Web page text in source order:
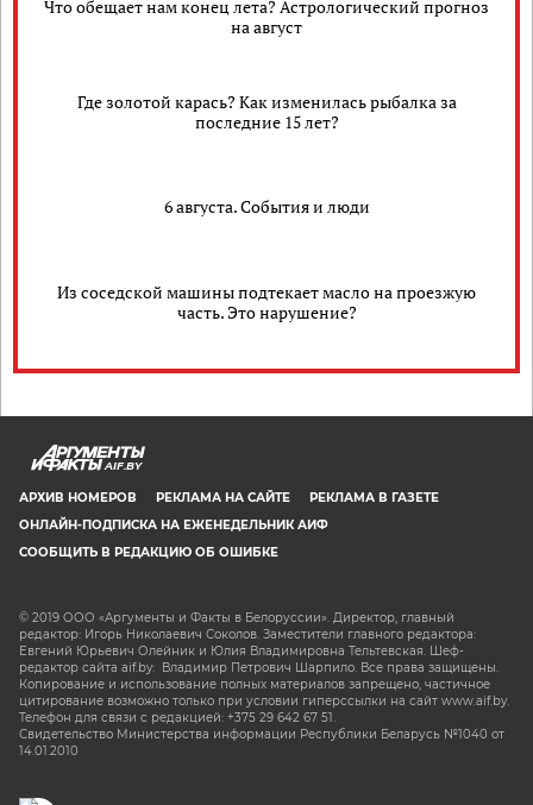
​Что обещает нам конец лета? Астрологический прогноз
на август
Где золотой карась? Как изменилась рыбалка за
последние 15 лет?
6 августа. События и люди
Из соседской машины подтекает масло на проезжую
часть. Это нарушение?
AIF.BY
АРХИВ НОМЕРОВ РЕКЛАМА НА САЙТЕ
РЕКЛАМА В ГАЗЕТЕ
ОНЛАЙН-ПОДПИСКА НА ЕЖЕНЕДЕЛЬНИК АИФ
СООБЩИТЬ В РЕДАКЦИЮ ОБ ОШИБКЕ
© 2019 ООО «Аргументы и Факты в Белоруссии». Директор, главный
редактор: Игорь Николаевич Соколов. Заместители главного редактора:
Евгений Юрьевич Олейник и Юлия Владимировна Тельтевская. Шеф-
редактор сайта aif.by: Владимир Петрович Шарпило. Все права защищены.
Копирование и использование полных материалов запрещено, частичное
цитирование возможно только при условии гиперссылки на сайт www.aif.by.
Телефон для связи с редакцией: +375 29 642 67 51.
Свидетельство Министерства информации Республики Беларусь №1040 от
14.01.2010